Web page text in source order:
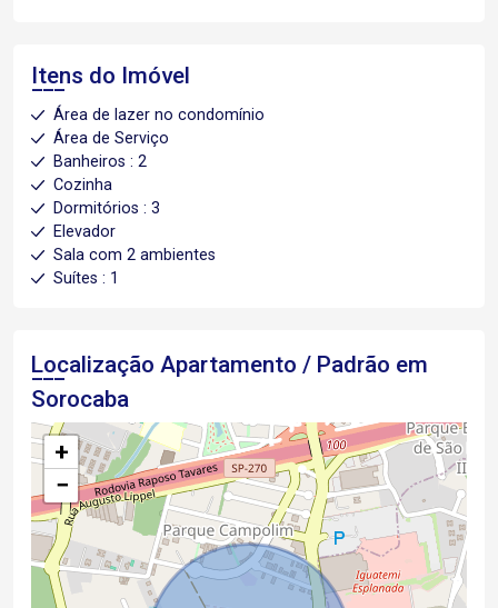
Itens do Imóvel
Área de lazer no condomínio
Área de Serviço
Banheiros : 2
Cozinha
Dormitórios : 3
Elevador
Sala com 2 ambientes
Suítes : 1
Localização Apartamento / Padrão em
Sorocaba
+
−